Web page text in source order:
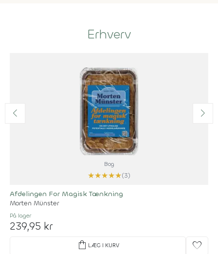
Erhverv
Bog
★★★★★(3)
Afdelingen For Magisk Tænkning
Morten Münster
På lager
239,95 kr
shopping_bag LÆG I KURV favorite